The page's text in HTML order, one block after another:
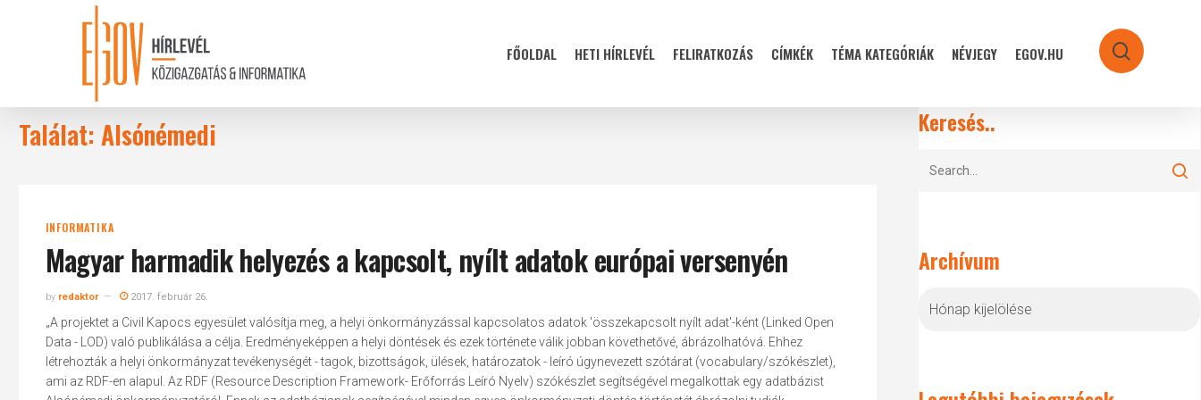
FŐOLDAL HETI HÍRLEVÉL FELIRATKOZÁS CÍMKÉK TÉMA KATEGÓRIÁK NÉVJEGY EGOV.HU search
Találat: Alsónémedi
INFORMATIKA
Magyar harmadik helyezés a kapcsolt, nyílt adatok európai versenyén
by redaktor 2017. február 26.
„A projektet a Civil Kapocs egyesület valósítja meg, a helyi önkormányzással kapcsolatos adatok 'összekapcsolt nyílt adat'-ként (Linked Open
Data - LOD) való publikálása a célja. Eredményeképpen a helyi döntések és ezek története válik jobban követhetővé, ábrázolhatóvá. Ehhez
létrehozták a helyi önkormányzat tevékenységét - tagok, bizottságok, ülések, határozatok - leíró úgynevezett szótárat (vocabulary/szókészlet),
ami az RDF-en alapul. Az RDF (Resource Description Framework- Erőforrás Leíró Nyelv) szókészlet segítségével megalkottak egy adatbázist
Keresés..
Archívum